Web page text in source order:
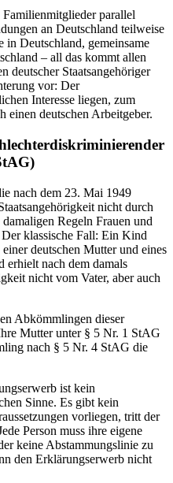
parallel
an Deutschland teilweise
in Deutschland, gemeinsame
– all das kommt allen
deutscher Staatsangehöriger
vor: Der
Interesse liegen, zum
einen deutschen Arbeitgeber.
nach dem 23. Mai 1949
nicht durch
Regeln Frauen und
klassische Fall: Ein Kind
deutschen Mutter und eines
erhielt nach dem damals
nicht vom Vater, aber auch
Abkömmlingen dieser
Mutter unter § 5 Nr. 1 StAG
nach § 5 Nr. 4 StAG die
ist kein
Sinne. Es gibt kein
vorliegen, tritt der
Person muss ihre eigene
keine Abstammungslinie zu
den Erklärungserwerb nicht